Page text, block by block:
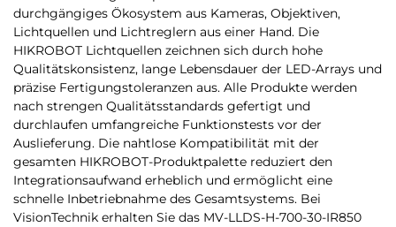
durchgängiges Ökosystem aus Kameras, Objektiven,
Lichtquellen und Lichtreglern aus einer Hand. Die
HIKROBOT Lichtquellen zeichnen sich durch hohe
Qualitätskonsistenz, lange Lebensdauer der LED-Arrays und
präzise Fertigungstoleranzen aus. Alle Produkte werden
nach strengen Qualitätsstandards gefertigt und
durchlaufen umfangreiche Funktionstests vor der
Auslieferung. Die nahtlose Kompatibilität mit der
gesamten HIKROBOT-Produktpalette reduziert den
Integrationsaufwand erheblich und ermöglicht eine
schnelle Inbetriebnahme des Gesamtsystems. Bei
VisionTechnik erhalten Sie das MV-LLDS-H-700-30-IR850